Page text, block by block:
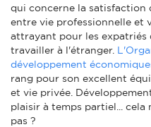
qui concerne la satisfaction
entre vie professionnelle et
attrayant pour les
travailler à l'étranger.
développement
rang pour son excellent
et vie privée.
plaisir à temps partiel... cela
pas ?